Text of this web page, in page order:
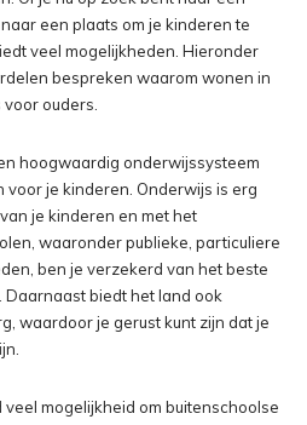
een plaats om je kinderen te
veel mogelijkheden. Hieronder
bespreken waarom wonen in
ouders.
hoogwaardig onderwijssysteem
je kinderen. Onderwijs is erg
je kinderen en met het
waaronder publieke, particuliere
ben je verzekerd van het beste
biedt het land ook
waardoor je gerust kunt zijn dat je
mogelijkheid om buitenschoolse